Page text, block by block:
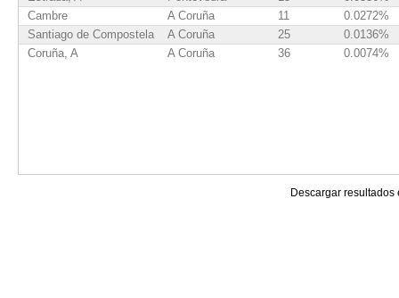
Cambre
A Coruña 11
0.0272%
Santiago de Compostela
A Coruña 25
0.0136%
Coruña, A
A Coruña 36 0.0074%
Descargar resultados